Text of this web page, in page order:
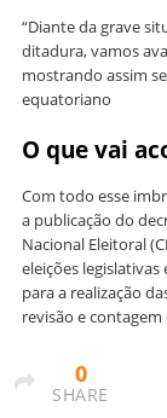
“Diante da grave
ditadura, vamos
mostrando assim
equatoriano
O que vai
Com todo esse
a publicação do
Nacional Eleitoral
eleições
para a realização
revisão e
0
SHARE